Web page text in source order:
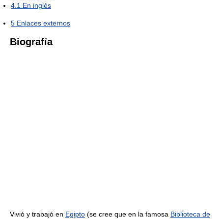
4.1 En inglés
5 Enlaces externos
Biografía
Vivió y trabajó en Egipto (se cree que en la famosa Biblioteca de